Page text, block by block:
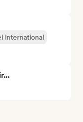
international